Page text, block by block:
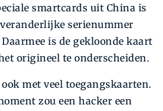
smartcards uit China is
serienummer
is de gekloonde kaart
origineel te onderscheiden.
met veel toegangskaarten.
zou een hacker een